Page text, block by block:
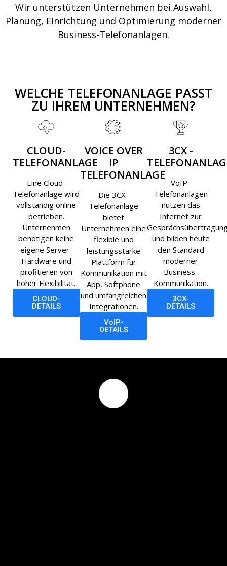
Wir unterstützen Unternehmen bei Auswahl,
Planung, Einrichtung und Optimierung moderner
Business-Telefonanlagen.
WELCHE TELEFONANLAGE PASST
ZU IHREM UNTERNEHMEN?
CLOUD-
TELEFONANLAGE
Eine Cloud-
Telefonanlage wird
vollständig online
betrieben.
Unternehmen
benötigen keine
eigene Server-
Hardware und
profitieren von
hoher Flexibilität.
CLOUD-
DETAILS
VOICE OVER
IP
TELEFONANLAGE
Die 3CX-
Telefonanlage
bietet
Unternehmen eine
flexible und
leistungsstarke
Plattform für
Kommunikation mit
App, Softphone
und umfangreichen
Integrationen.
VoIP-
DETAILS
3CX -
VoIP-
Telefonanlagen
nutzen das
Internet zur
und bilden heute
den Standard
moderner
Business-
Kommunikation.
3CX-
DETAILS